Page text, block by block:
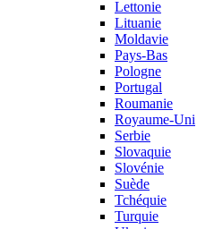
Lettonie
Lituanie
Moldavie
Pays-Bas
Pologne
Portugal
Roumanie
Royaume-Uni
Serbie
Slovaquie
Slovénie
Suède
Tchéquie
Turquie